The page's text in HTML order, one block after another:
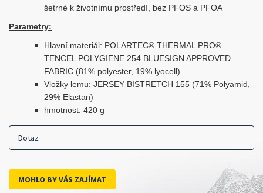
šetrné k životnímu prostředí, bez PFOS a PFOA
Parametry:
Hlavní materiál: POLARTEC® THERMAL PRO®
TENCEL POLYGIENE 254 BLUESIGN APPROVED
FABRIC (81% polyester, 19% lyocell)
Vložky lemu: JERSEY BISTRETCH 155 (71% Polyamid,
29% Elastan)
hmotnost: 420 g
Dotaz
MOHLO BY VÁS ZAJÍMAT